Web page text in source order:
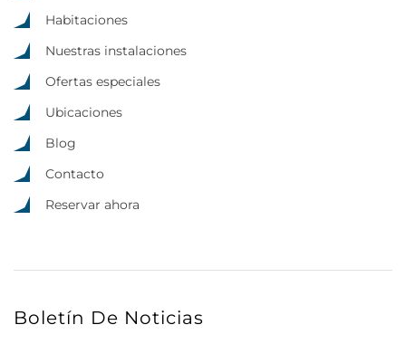
Habitaciones
Nuestras instalaciones
Ofertas especiales
Ubicaciones
Blog
Contacto
Reservar ahora
Boletín De Noticias